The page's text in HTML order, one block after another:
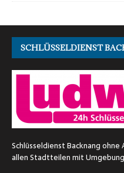
SCHLÜSSELDIENST
Schlüsseldienst Backnang
allen Stadtteilen mit